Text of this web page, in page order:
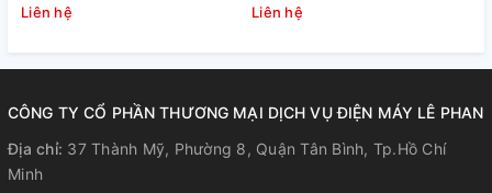
Dụng cụ gắp kèm tiện lợi
lò
Liên hệ
Liên hệ
CÔNG TY CỔ PHẦN THƯƠNG MẠI DỊCH VỤ ĐIỆN MÁY LÊ PHAN
Địa chỉ: 37 Thành Mỹ, Phường 8, Quận Tân Bình, Tp.Hồ Chí
Minh